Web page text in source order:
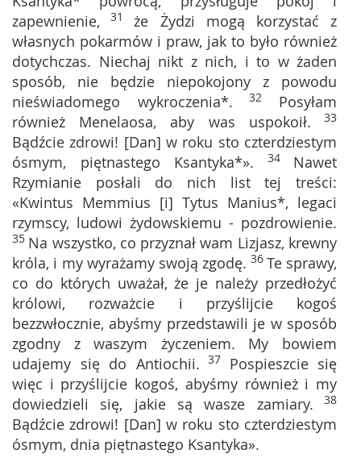
zapewnienie, 31 że Żydzi mogą korzystać z
własnych pokarmów i praw, jak to było również
dotychczas. Niechaj nikt z nich, i to w żaden
sposób, nie będzie niepokojony z powodu
nieświadomego wykroczenia*. 32 Posyłam
również Menelaosa, aby was uspokoił. 33
Bądźcie zdrowi! [Dan] w roku sto czterdziestym
ósmym, piętnastego Ksantyka*». 34 Nawet
Rzymianie posłali do nich list tej treści:
«Kwintus Memmius [i] Tytus Manius*, legaci
rzymscy, ludowi żydowskiemu - pozdrowienie.
35 Na wszystko, co przyznał wam Lizjasz, krewny
króla, i my wyrażamy swoją zgodę. 36 Te sprawy,
co do których uważał, że je należy przedłożyć
królowi, rozważcie i przyślijcie kogoś
bezzwłocznie, abyśmy przedstawili je w sposób
zgodny z waszym życzeniem. My bowiem
udajemy się do Antiochii. 37 Pospieszcie się
więc i przyślijcie kogoś, abyśmy również i my
dowiedzieli się, jakie są wasze zamiary. 38
Bądźcie zdrowi! [Dan] w roku sto czterdziestym
ósmym, dnia piętnastego Ksantyka».